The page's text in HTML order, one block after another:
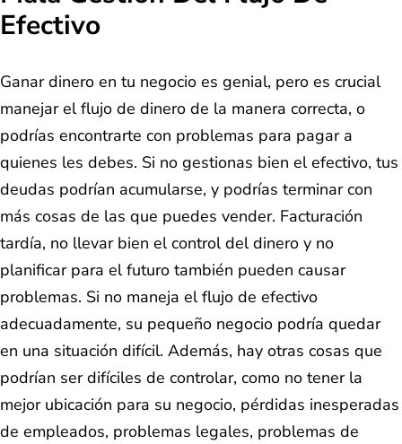
Efectivo
Ganar dinero en tu negocio es genial, pero es crucial
manejar el flujo de dinero de la manera correcta, o
podrías encontrarte con problemas para pagar a
quienes les debes. Si no gestionas bien el efectivo, tus
deudas podrían acumularse, y podrías terminar con
más cosas de las que puedes vender. Facturación
tardía, no llevar bien el control del dinero y no
planificar para el futuro también pueden causar
problemas. Si no maneja el flujo de efectivo
adecuadamente, su pequeño negocio podría quedar
en una situación difícil. Además, hay otras cosas que
podrían ser difíciles de controlar, como no tener la
mejor ubicación para su negocio, pérdidas inesperadas
de empleados, problemas legales, problemas de